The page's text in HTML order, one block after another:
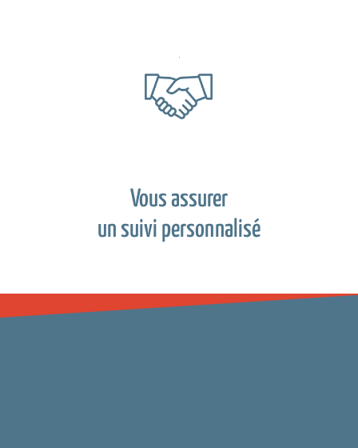
Vous assurer
un suivi personnalisé